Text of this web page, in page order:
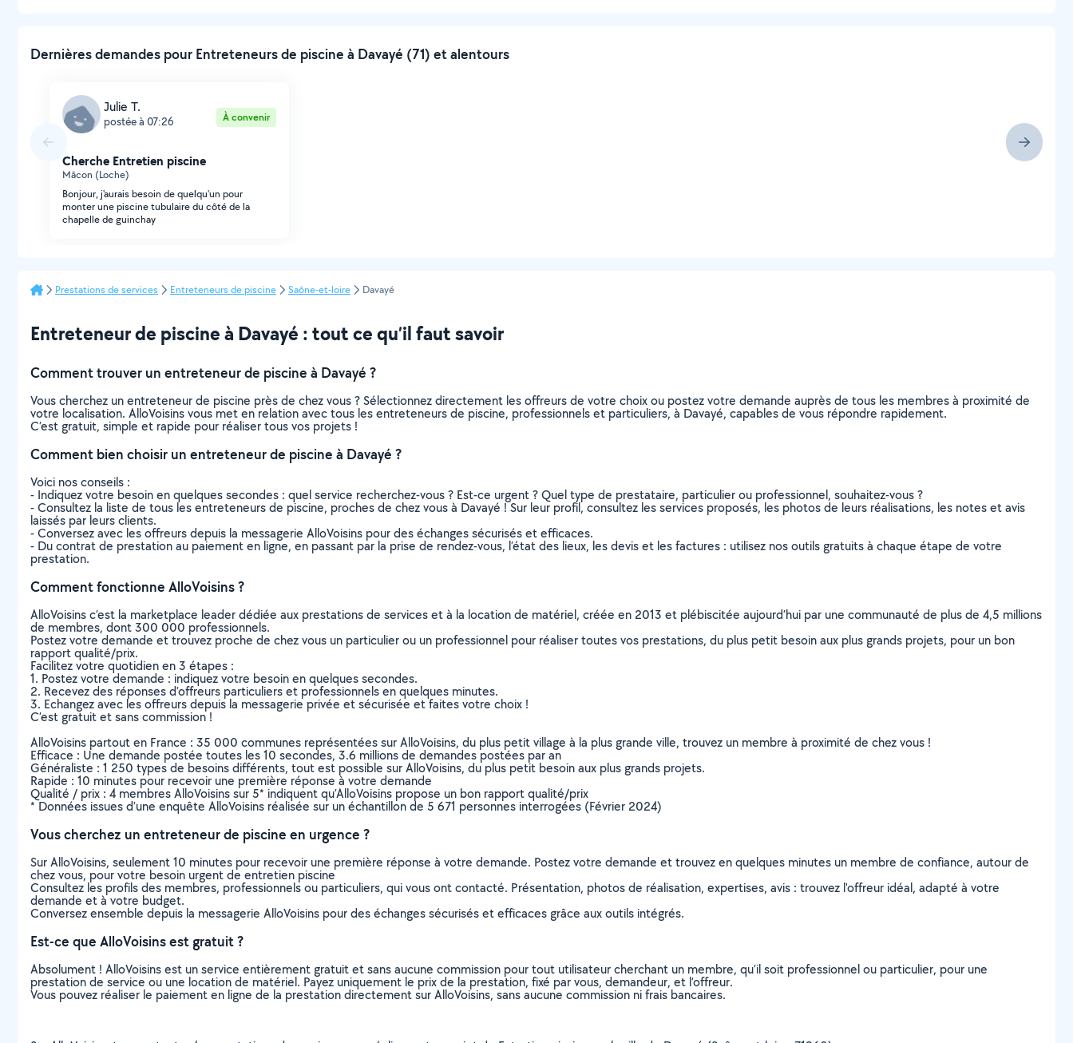
Dernières demandes pour Entreteneurs de piscine à Davayé (71) et alentours
Julie T.
postée à 07:26 À convenir
Cherche Entretien piscine
Mâcon (Loche)
Bonjour, j'aurais besoin de quelqu'un pour
monter une piscine tubulaire du côté de la
chapelle de guinchay
Prestations de services Entreteneurs de piscine Saône-et-loire Davayé
Entreteneur de piscine à Davayé : tout ce qu’il faut savoir
Comment trouver un entreteneur de piscine à Davayé ?
Vous cherchez un entreteneur de piscine près de chez vous ? Sélectionnez directement les offreurs de votre choix ou postez votre demande auprès de tous les membres à proximité de
votre localisation. AlloVoisins vous met en relation avec tous les entreteneurs de piscine, professionnels et particuliers, à Davayé, capables de vous répondre rapidement.
C’est gratuit, simple et rapide pour réaliser tous vos projets !
Comment bien choisir un entreteneur de piscine à Davayé ?
Voici nos conseils :
- Indiquez votre besoin en quelques secondes : quel service recherchez-vous ? Est-ce urgent ? Quel type de prestataire, particulier ou professionnel, souhaitez-vous ?
- Consultez la liste de tous les entreteneurs de piscine, proches de chez vous à Davayé ! Sur leur profil, consultez les services proposés, les photos de leurs réalisations, les notes et avis
laissés par leurs clients.
- Conversez avec les offreurs depuis la messagerie AlloVoisins pour des échanges sécurisés et efficaces.
- Du contrat de prestation au paiement en ligne, en passant par la prise de rendez-vous, l’état des lieux, les devis et les factures : utilisez nos outils gratuits à chaque étape de votre
prestation.
Comment fonctionne AlloVoisins ?
AlloVoisins c’est la marketplace leader dédiée aux prestations de services et à la location de matériel, créée en 2013 et plébiscitée aujourd’hui par une communauté de plus de 4,5 millions
de membres, dont 300 000 professionnels.
Postez votre demande et trouvez proche de chez vous un particulier ou un professionnel pour réaliser toutes vos prestations, du plus petit besoin aux plus grands projets, pour un bon
rapport qualité/prix.
Facilitez votre quotidien en 3 étapes :
1. Postez votre demande : indiquez votre besoin en quelques secondes.
2. Recevez des réponses d’offreurs particuliers et professionnels en quelques minutes.
3. Echangez avec les offreurs depuis la messagerie privée et sécurisée et faites votre choix !
C’est gratuit et sans commission !
AlloVoisins partout en France : 35 000 communes représentées sur AlloVoisins, du plus petit village à la plus grande ville, trouvez un membre à proximité de chez vous !
Efficace : Une demande postée toutes les 10 secondes, 3.6 millions de demandes postées par an
Généraliste : 1 250 types de besoins différents, tout est possible sur AlloVoisins, du plus petit besoin aux plus grands projets.
Rapide : 10 minutes pour recevoir une première réponse à votre demande
Qualité / prix : 4 membres AlloVoisins sur 5* indiquent qu’AlloVoisins propose un bon rapport qualité/prix
* Données issues d’une enquête AlloVoisins réalisée sur un échantillon de 5 671 personnes interrogées (Février 2024)
Vous cherchez un entreteneur de piscine en urgence ?
Sur AlloVoisins, seulement 10 minutes pour recevoir une première réponse à votre demande. Postez votre demande et trouvez en quelques minutes un membre de confiance, autour de
chez vous, pour votre besoin urgent de entretien piscine
Consultez les profils des membres, professionnels ou particuliers, qui vous ont contacté. Présentation, photos de réalisation, expertises, avis : trouvez l'offreur idéal, adapté à votre
demande et à votre budget.
Conversez ensemble depuis la messagerie AlloVoisins pour des échanges sécurisés et efficaces grâce aux outils intégrés.
Est-ce que AlloVoisins est gratuit ?
Absolument ! AlloVoisins est un service entièrement gratuit et sans aucune commission pour tout utilisateur cherchant un membre, qu’il soit professionnel ou particulier, pour une
prestation de service ou une location de matériel. Payez uniquement le prix de la prestation, fixé par vous, demandeur, et l’offreur.
Vous pouvez réaliser le paiement en ligne de la prestation directement sur AlloVoisins, sans aucune commission ni frais bancaires.